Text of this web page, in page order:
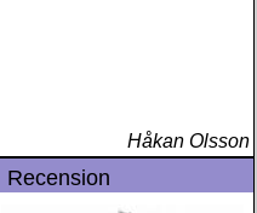
(reprise) ÅRETS GRAM &
EMMYLOU: sugarcane
jane : sugarcane jane
Håkan Olsson
Recension